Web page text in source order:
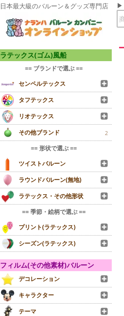
日本最大級のバルーン＆グッズ専門店
ラテックス(ゴム)風船
== ブランドで選ぶ ==
センペルテックス
タフテックス
リオテックス
その他ブランド
2
== 形状で選ぶ ==
ツイストバルーン
ラウンドバルーン(無地)
ラテックス・その他形状
== 季節・絵柄で選ぶ ==
プリント(ラテックス)
シーズン(ラテックス)
フィルム(その他素材)バルーン
デコレーション
キャラクター
テーマ